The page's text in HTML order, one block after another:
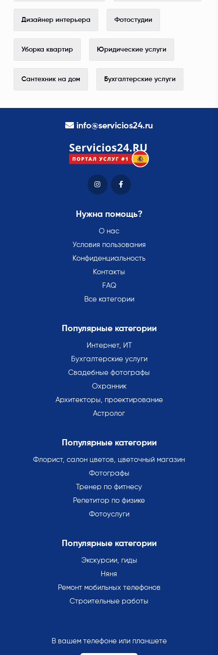
Дизайнер интерьера Фотостудии
Уборка квартир Юридические услуги
Сантехник на дом Бухгалтерские услуги
info@servicios24.ru
Нужна помощь?
О нас
Условия пользования
Конфиденциальность
Контакты
FAQ
Все категории
Популярные категории
Интернет, ИТ
Бухгалтерские услуги
Свадебные фотографы
Охранник
Архитекторы, проектирование
Астролог
Популярные категории
Флорист, салон цветов, цветочный магазин
Фотографы
Тренер по фитнесу
Репетитор по физике
Фотоуслуги
Популярные категории
Экскурсии, гиды
Няня
Ремонт мобильных телефонов
Строительные работы
В вашем телефоне или планшете